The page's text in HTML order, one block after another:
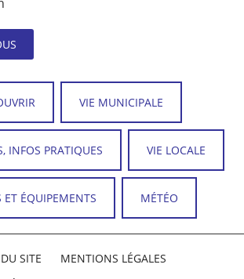
VIE MUNICIPALE
INFOS PRATIQUES VIE LOCALE
ET ÉQUIPEMENTS MÉTÉO
SITE
MENTIONS LÉGALES